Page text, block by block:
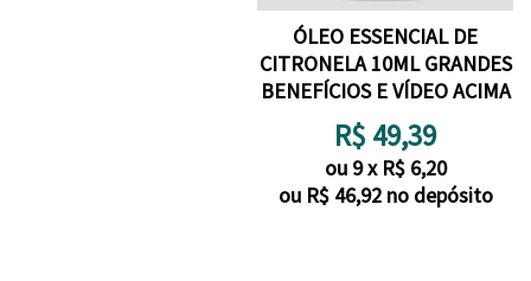
ÓLEO ESSENCIAL DE
CITRONELA 10ML GRANDES
BENEFÍCIOS E VÍDEO ACIMA
R$ 49,39
ou 9x R$ 6,20
ou R$ 46,92 no depósito